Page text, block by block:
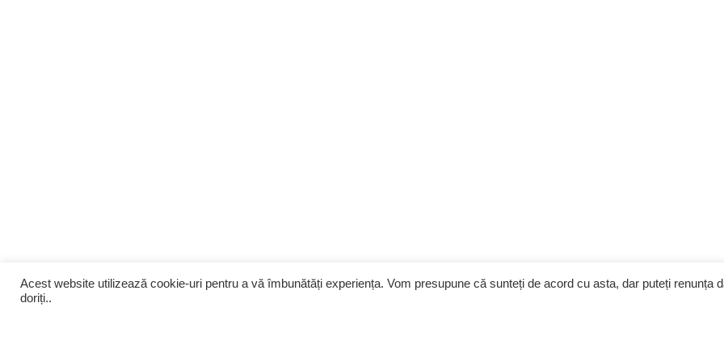
Acest website utilizează cookie-uri pentru a vă îmbunătăți experiența. Vom presupune că sunteți de acord cu asta, dar puteți renunța
doriți..